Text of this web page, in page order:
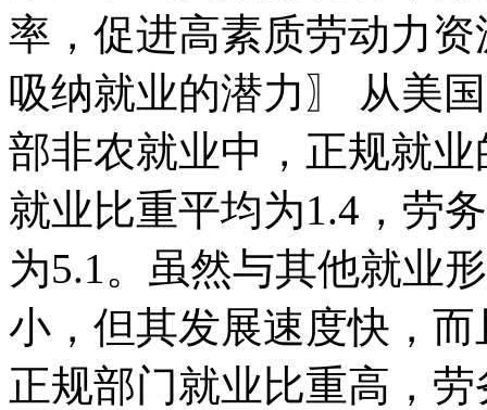
率，促进高素质劳动力
吸纳就业的潜力〗 从美
部非农就业中，正规就
就业比重平均为1.4，劳
为5.1。虽然与其他就业
小，但其发展速度快，
正规部门就业比重高，